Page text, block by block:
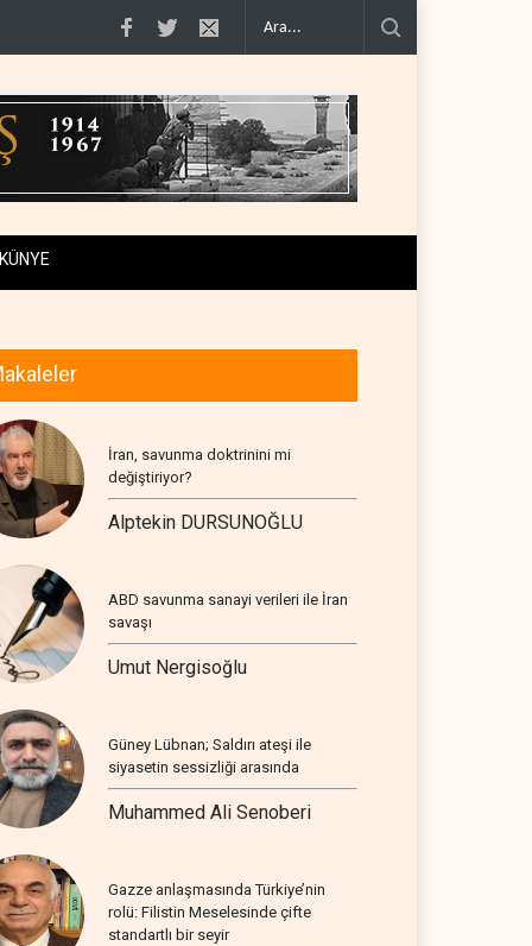
yerleşimcilere destek itiraf.. Yemen Kızıldeniz kuzeyinde Suudi petrol
KÜNYE
İran, savunma doktrinini mi
değiştiriyor?
Alptekin DURSUNOĞLU
ABD savunma sanayi verileri ile İran
savaşı
Umut Nergisoğlu
Güney Lübnan; Saldırı ateşi ile
siyasetin sessizliği arasında
Muhammed Ali Senoberi
Gazze anlaşmasında Türkiye’nin
rolü: Filistin Meselesinde çifte
standartlı bir seyir